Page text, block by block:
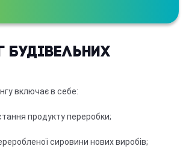
будівельних
включає в себе:
продукту переробки;
сировини нових виробів;